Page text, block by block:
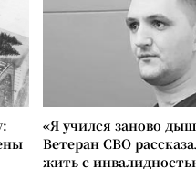
«Я учился заново
Ветеран СВО
жить с